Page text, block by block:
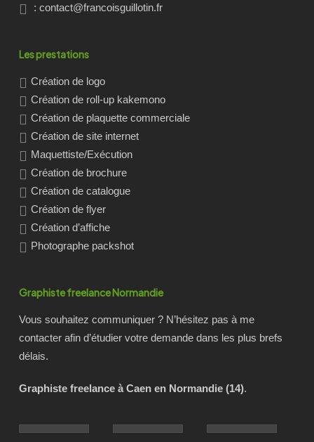
:contact@francoisguillotin.fr
Les prestations
Création de logo
Création de roll-up kakemono
Création de plaquette commerciale
Création de site internet
Maquettiste/Exécution
Création de brochure
Création de catalogue
Création de flyer
Création d’affiche
Photographe packshot
Graphiste freelance Normandie
Vous souhaitez communiquer ? N’hésitez pas à me
contacter afin d’étudier votre demande dans les plus brefs
délais.
Graphiste freelance à Caen en Normandie (14).